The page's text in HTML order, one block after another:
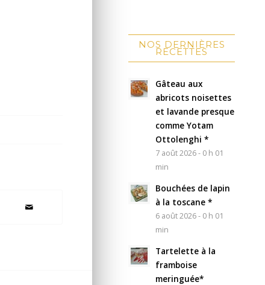
NOS DERNIÈRES
RECETTES
Gâteau aux
abricots noisettes
et lavande presque
comme Yotam
Ottolenghi *
7 août 2026 - 0 h 01
min
Bouchées de lapin
à la toscane *
6 août 2026 - 0 h 01
min
Tartelette à la
framboise
meringuée*